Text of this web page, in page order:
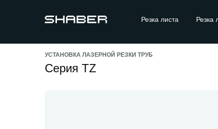
Резка листа Резка
Резка листа Резка
Серия TZ
УСТАНОВКА ЛАЗЕРНОЙ РЕЗКИ ТРУБ